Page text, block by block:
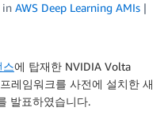
in AWS Deep Learning AMIs
스에 탑재한 NVIDIA Volta
레임워크를 사전에 설치한 새
발표하였습니다.